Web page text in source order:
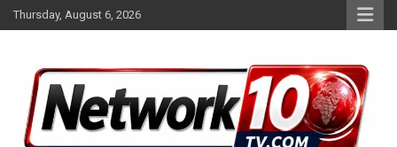
Skip
to
Thursday, August 6, 2026